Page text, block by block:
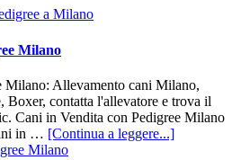
Milano
Milano: Allevamento cani Milano,
Boxer, contatta l'allevatore e trova il
Cani in Vendita con Pedigree Milano
in … [Continua a leggere...]
Milano